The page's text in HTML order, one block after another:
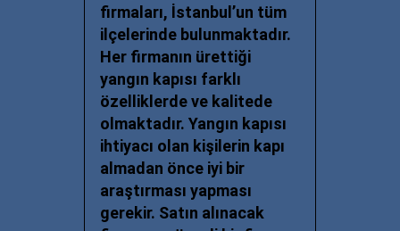
firmaları, İstanbul’un tüm
ilçelerinde bulunmaktadır.
Her firmanın ürettiği
yangın kapısı farklı
özelliklerde ve kalitede
olmaktadır. Yangın kapısı
ihtiyacı olan kişilerin kapı
almadan önce iyi bir
araştırması yapması
gerekir. Satın alınacak